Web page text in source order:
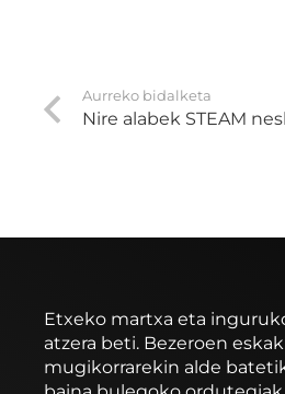
Aurreko bidalketa
Nire alabek STEAM
Etxeko martxa eta
atzera beti. Bezeroen
mugikorrarekin alde